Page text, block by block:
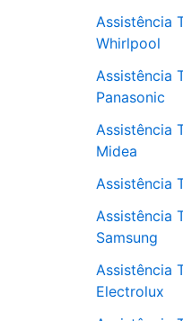
Assistência
Whirlpool
Assistência
Panasonic
Assistência
Midea
Assistência
Assistência
Samsung
Assistência
Electrolux